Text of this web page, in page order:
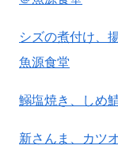
シズの煮付け、
魚源食堂
鰯塩焼き、しめ
新さんま、カツ